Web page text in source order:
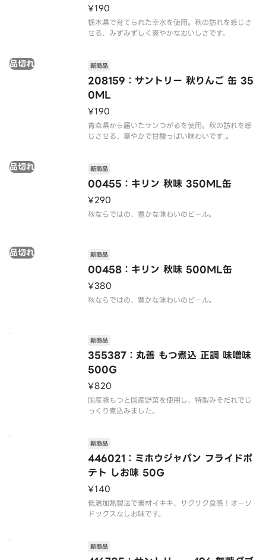
¥190
栃木県で育てられた幸水を使用。秋の訪れを感じさ
208159：サントリー 秋りんご 缶 35
0ML
品切れ 新商品
¥190
青森県から届いたサンつがるを使用。秋の訪れを感
じさせる、華やかで甘酸っぱい味わいです.。
00455：キリン 秋味 350ML缶
品切れ 新商品
¥290
秋ならではの、豊かな味わいのビール。
00458：キリン 秋味 500ML缶
品切れ 新商品
¥380
秋ならではの、豊かな味わいのビール。
355387：丸善 もつ煮込 正調 味噌味
500G
新商品
¥820
国産豚もつと国産野菜を使用し、特製みそだれでじ
446021：ミホウジャパン フライドポ
テト しお味 50G
新商品
¥140
低温加熱製法で素材イキキ、サクサク食感！オーソ
新商品